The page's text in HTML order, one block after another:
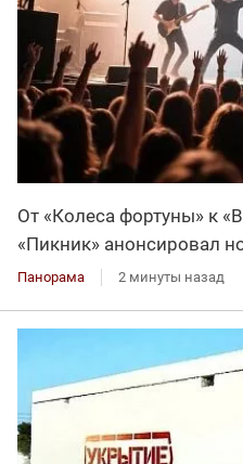
От «Колеса фортуны» к
«Пикник» анонсировал
Панорама 2 минуты назад